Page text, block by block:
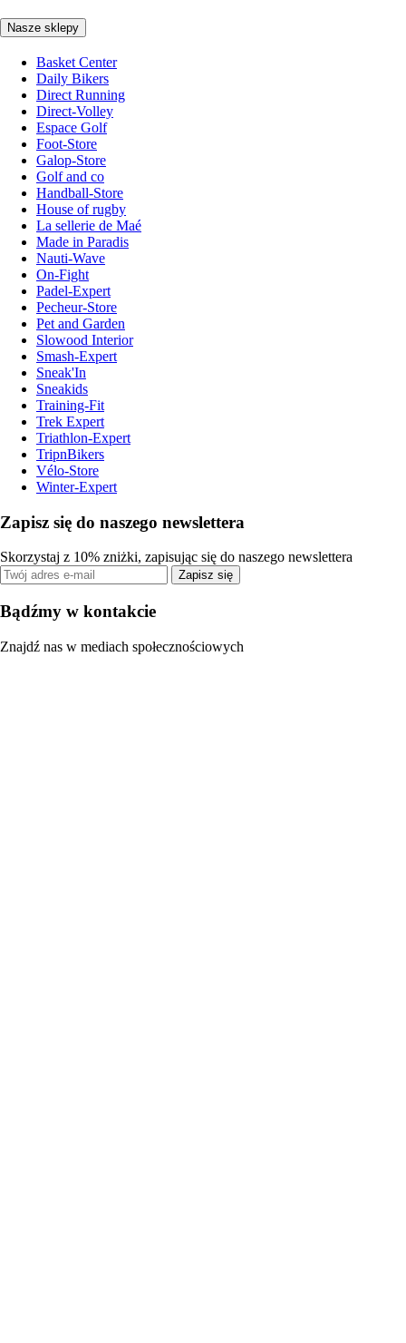
Nasze sklepy
Basket Center
Daily Bikers
Direct Running
Direct-Volley
Espace Golf
Foot-Store
Galop-Store
Golf and co
Handball-Store
House of rugby
La sellerie de Maé
Made in Paradis
Nauti-Wave
On-Fight
Padel-Expert
Pecheur-Store
Pet and Garden
Slowood Interior
Smash-Expert
Sneak'In
Sneakids
Training-Fit
Trek Expert
Triathlon-Expert
TripnBikers
Vélo-Store
Winter-Expert
Zapisz się do naszego newslettera
Skorzystaj z 10% zniżki, zapisując się do naszego newslettera
Zapisz się
Bądźmy w kontakcie
Znajdź nas w mediach społecznościowych